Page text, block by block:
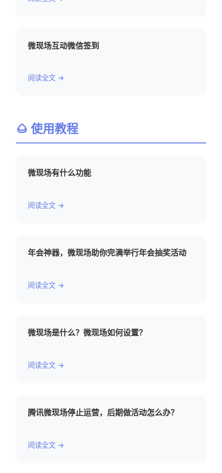
微现场互动微信签到
阅读全文 →
🌰 使用教程
微现场有什么功能
阅读全文 →
年会神器，微现场助你完满举行年会抽奖活动
阅读全文 →
微现场是什么？微现场如何设置？
阅读全文 →
腾讯微现场停止运营，后期做活动怎么办？
阅读全文 →